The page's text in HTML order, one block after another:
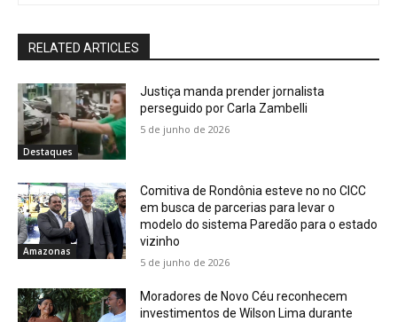
RELATED ARTICLES
Destaques
Justiça manda prender jornalista
perseguido por Carla Zambelli
5 de junho de 2026
Amazonas
Comitiva de Rondônia esteve no no CICC
em busca de parcerias para levar o
modelo do sistema Paredão para o estado
vizinho
5 de junho de 2026
Moradores de Novo Céu reconhecem
investimentos de Wilson Lima durante